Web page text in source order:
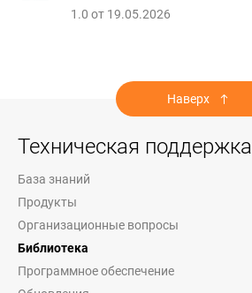
1.0 от 19.05.2026
Наверх
Техническая поддержка
База знаний
Продукты
Организационные вопросы
Библиотека
Программное обеспечение